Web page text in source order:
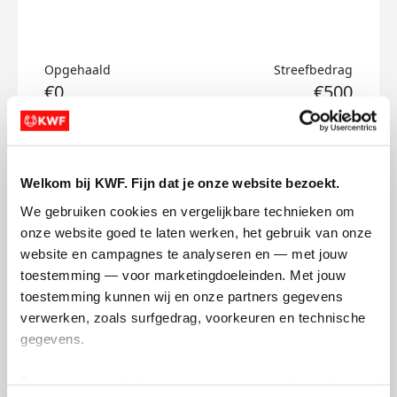
Welkom bij KWF. Fijn dat je onze website bezoekt.
We gebruiken cookies en vergelijkbare technieken om
onze website goed te laten werken, het gebruik van onze
website en campagnes te analyseren en — met jouw
toestemming — voor marketingdoeleinden. Met jouw
toestemming kunnen wij en onze partners gegevens
verwerken, zoals surfgedrag, voorkeuren en technische
gegevens.
Opgehaald
€0
Streefbedrag
€500
Doneer
Krista's badges